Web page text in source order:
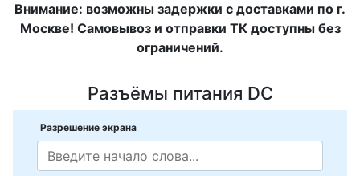
Внимание: возможны задержки с доставками по г.
Москве! Самовывоз и отправки ТК доступны без
ограничений.
Разъёмы питания DC
Разрешение экрана